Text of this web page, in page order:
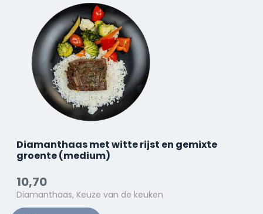
Diamanthaas met witte rijst en gemixte
groente (medium)
10,70
Diamanthaas, Keuze van de keuken